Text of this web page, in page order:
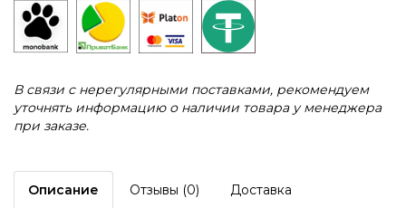
В связи с нерегулярными поставками, рекомендуем
уточнять информацию о наличии товара у менеджера
при заказе.
Описание Отзывы (0) Доставка